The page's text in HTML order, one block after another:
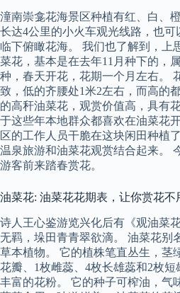
潼南崇龛花海景区种植有红、白、
长达4公里的小火车观光线路，也
临下俯瞰花海。 我们也了解到，上
菜花，基本是在去年11月种下的，
种，春天开花，花期一个月左右。
致，低的齐腰处1米2左右，而高的
的高秆油菜花，观赏价值高，具有
于这些年本地群众都喜欢在油菜花
区的工作人员干脆在这块闲田种植
温泉旅游和油菜花观赏结合起来。
游客前来踏春赏花。
油菜花: 油菜花花期表，让你赏花不
诗人王心鉴游览兴化后有《观油菜
无羁，垛田青青翠欲滴。 油菜花别
草本植物。 它的植株笔直丛生，茎
花瓣、1枚雌蕊、4枚长雄蕊和2枚
丰富的花粉。 它的种子可榨油，气